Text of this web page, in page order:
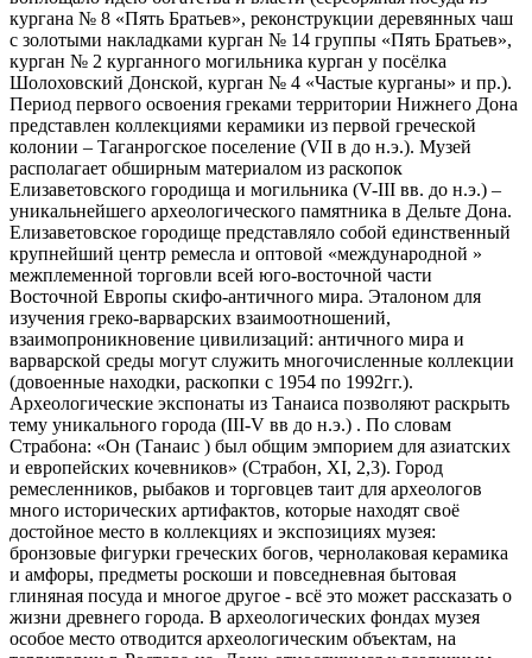
кургана № 8 «Пять Братьев», реконструкции деревянных чаш
с золотыми накладками курган № 14 группы «Пять Братьев»,
курган № 2 курганного могильника курган у посёлка
Шолоховский Донской, курган № 4 «Частые курганы» и пр.).
Период первого освоения греками территории Нижнего Дона
представлен коллекциями керамики из первой греческой
колонии – Таганрогское поселение (VII в до н.э.). Музей
располагает обширным материалом из раскопок
Елизаветовского городища и могильника (V-III вв. до н.э.) –
уникальнейшего археологического памятника в Дельте Дона.
Елизаветовское городище представляло собой единственный
крупнейший центр ремесла и оптовой «международной »
межплеменной торговли всей юго-восточной части
Восточной Европы скифо-античного мира. Эталоном для
изучения греко-варварских взаимоотношений,
взаимопроникновение цивилизаций: античного мира и
варварской среды могут служить многочисленные коллекции
(довоенные находки, раскопки с 1954 по 1992гг.).
Археологические экспонаты из Танаиса позволяют раскрыть
тему уникального города (III-V вв до н.э.) . По словам
Страбона: «Он (Танаис ) был общим эмпорием для азиатских
и европейских кочевников» (Страбон, ХI, 2,3). Город
ремесленников, рыбаков и торговцев таит для археологов
много исторических артифактов, которые находят своё
достойное место в коллекциях и экспозициях музея:
бронзовые фигурки греческих богов, чернолаковая керамика
и амфоры, предметы роскоши и повседневная бытовая
глиняная посуда и многое другое - всё это может рассказать о
жизни древнего города. В археологических фондах музея
особое место отводится археологическим объектам, на